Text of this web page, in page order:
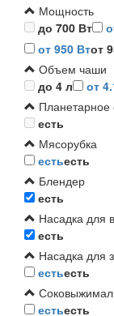
Мощность
до 700 Вт
от 950 Втот
Объем чаши
до 4 л
от
есть
Мясорубка
естьесть
Блендер
есть
Насадка для
есть
Насадка для
естьесть
естьесть